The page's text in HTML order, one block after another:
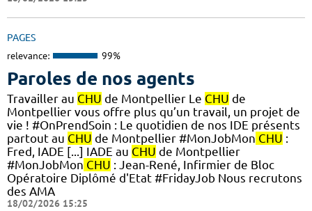
PAGES
relevance: 99%
Paroles de nos agents
Travailler au CHU de Montpellier Le CHU de
Montpellier vous offre plus qu’un travail, un projet de
vie ! #OnPrendSoin : Le quotidien de nos IDE présents
partout au CHU de Montpellier #MonJobMon CHU :
Fred, IADE [...] IADE au CHU de Montpellier
#MonJobMon CHU : Jean-René, Infirmier de Bloc
Opératoire Diplômé d'Etat #FridayJob Nous recrutons
des AMA
18/02/2026 15:25